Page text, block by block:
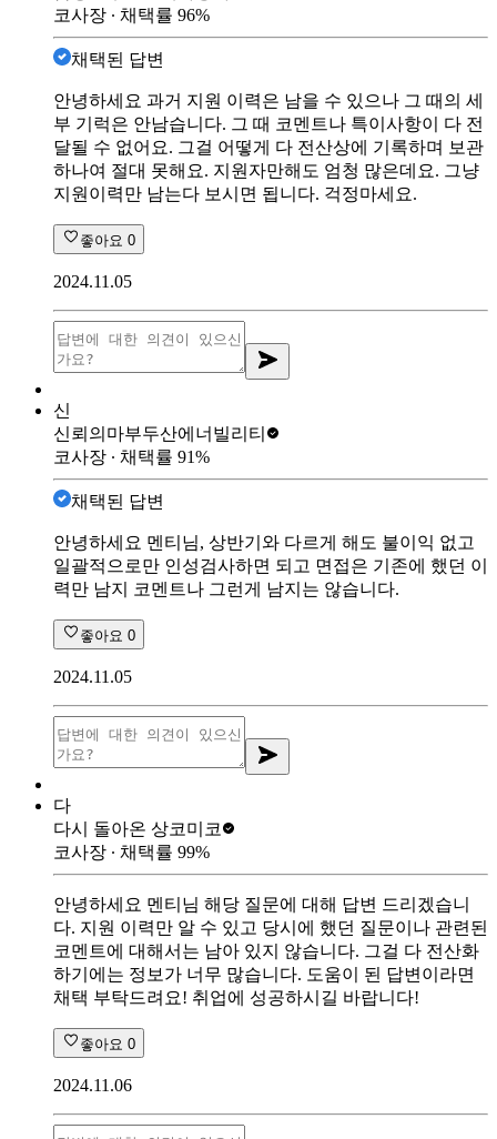
코사장 ∙ 채택률 96%
채택된 답변
안녕하세요 과거 지원 이력은 남을 수 있으나 그 때의 세
부 기럭은 안남습니다. 그 때 코멘트나 특이사항이 다 전
달될 수 없어요. 그걸 어떻게 다 전산상에 기록하며 보관
하나여 절대 못해요. 지원자만해도 엄청 많은데요. 그냥
지원이력만 남는다 보시면 됩니다. 걱정마세요.
좋아요 0
2024.11.05
신
신뢰의마부두산에너빌리티
코사장 ∙ 채택률 91%
채택된 답변
안녕하세요 멘티님, 상반기와 다르게 해도 불이익 없고
일괄적으로만 인성검사하면 되고 면접은 기존에 했던 이
력만 남지 코멘트나 그런게 남지는 않습니다.
좋아요 0
2024.11.05
다
다시 돌아온 상코미코
코사장 ∙ 채택률 99%
안녕하세요 멘티님 해당 질문에 대해 답변 드리겠습니
다. 지원 이력만 알 수 있고 당시에 했던 질문이나 관련된
코멘트에 대해서는 남아 있지 않습니다. 그걸 다 전산화
하기에는 정보가 너무 많습니다. 도움이 된 답변이라면
채택 부탁드려요! 취업에 성공하시길 바랍니다!
좋아요 0
2024.11.06